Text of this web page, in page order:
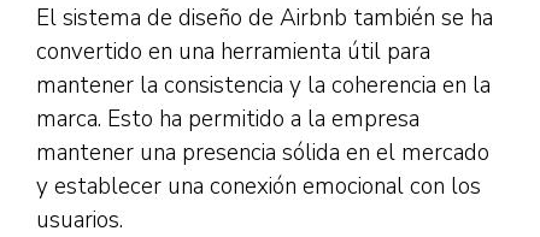
El sistema de diseño de Airbnb también se ha
convertido en una herramienta útil para
mantener la consistencia y la coherencia en la
marca. Esto ha permitido a la empresa
mantener una presencia sólida en el mercado
y establecer una conexión emocional con los
usuarios.